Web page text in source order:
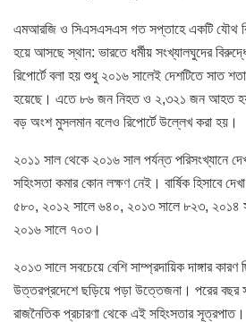
এমআরজি ও সিএসএসএস গত সপ্তাহে একটি যৌথ
হয়ে আসছে স্থান: ভারতে ধর্মীয় সংখ্যালঘুদের
রিপোর্টে বলা হয় শুধু ২০১৬ সালেই দেশটিতে সাত
হয়েছে। এতে ৮৬ জন নিহত ও ২,৩২১ জন আহত
বড় অংশ মুসলমান বলেও রিপোর্টে উল্লেখ করা হয়।
২০১১ সাল থেকে ২০১৬ সাল পর্যন্ত পরিসংখ্যানে
সহিংসতা কমার কোন লক্ষণ নেই। বার্ষিক হিসাবে
৫৮০, ২০১২ সালে ৬৪০, ২০১৩ সালে ৮২৩, ২০১৪
২০১৬ সালে ৭০৩।
২০১৩ সালে সবচেয়ে বেশি সাম্প্রদায়িক দাঙ্গার কারণ
উত্তরপ্রদেশে ছড়িয়ে পড়া উত্তেজনা। পরের বছর
রাজনৈতিক প্রচারণা থেকে এই সহিংসতার সূত্রপাত।